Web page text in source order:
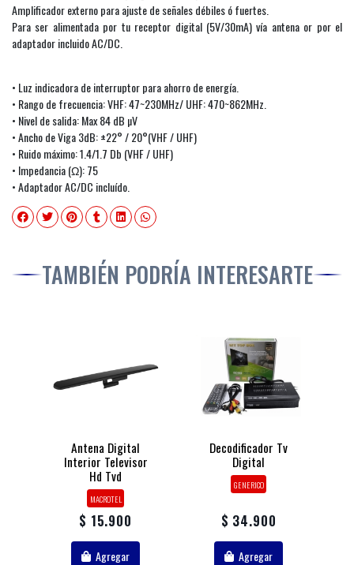
Amplificador externo para ajuste de señales débiles ó fuertes.
Para ser alimentada por tu receptor digital (5V/30mA) vía antena or por el
adaptador incluido AC/DC.
• Luz indicadora de interruptor para ahorro de energía.
• Rango de frecuencia: VHF: 47~230MHz/ UHF: 470~862MHz.
• Nivel de salida: Max 84 dB µV
• Ancho de Viga 3dB: ±22° / 20°(VHF / UHF)
• Ruido máximo: 1.4/1.7 Db (VHF / UHF)
• Impedancia (Ω): 75
• Adaptador AC/DC incluído.
TAMBIÉN PODRÍA INTERESARTE
Antena Digital
Interior Televisor
Hd Tvd
MACROTEL
$ 15.900
Agregar
Decodificador Tv
Digital
GENERICO
$ 34.900
Agregar